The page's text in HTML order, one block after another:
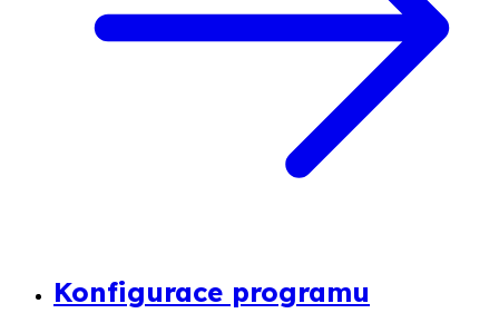
Konfigurace programu